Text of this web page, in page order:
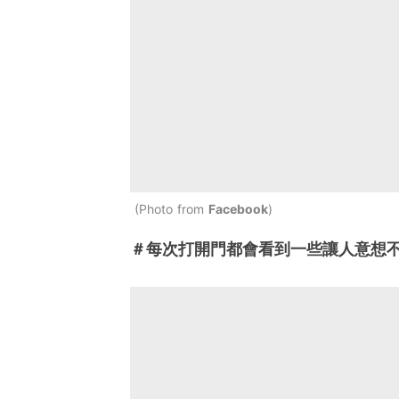
Photo from Facebook
＃每次打開門都會看到一些讓人意